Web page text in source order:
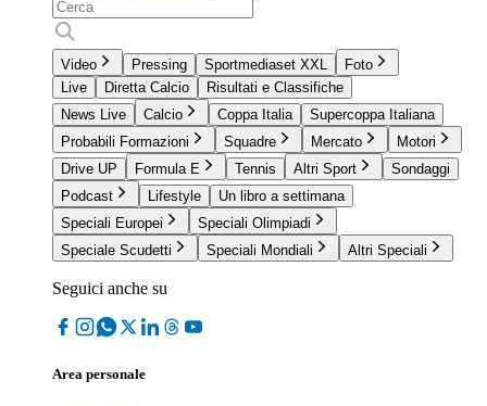
Video Pressing Sportmediaset XXL
Foto
Live
Diretta Calcio
Risultati e Classifiche
News Live
Calcio Coppa Italia
Supercoppa Italiana
Probabili Formazioni
Squadre Mercato
Motori
Drive UP
Formula E Tennis Altri Sport
Sondaggi
Podcast
Lifestyle
Un libro a settimana
Speciali Europei
Speciali Olimpiadi
Speciale Scudetti
Speciali Mondiali Altri Speciali
Seguici anche su
Area personale